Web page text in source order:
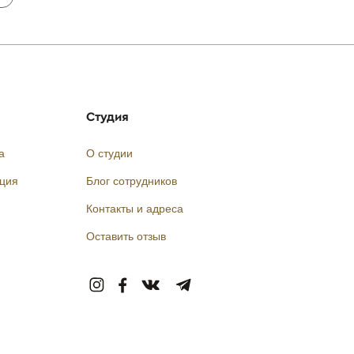
Студия
О студии
Блог сотрудников
Контакты и адреса
Оставить отзыв